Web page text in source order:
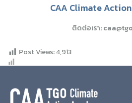
CAA Climate
ติดต่อเรา:
Post Views:4,913